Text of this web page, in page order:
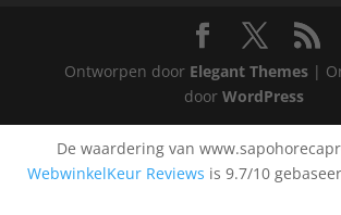
Ontworpen door Elegant Themes|
door WordPress
De waardering van
WebwinkelKeur Reviews is 9.7/10